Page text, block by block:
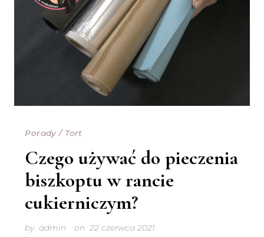
Porady / Tort
Czego używać do pieczenia
biszkoptu w rancie
cukierniczym?
by admin on 22 czerwca 2021